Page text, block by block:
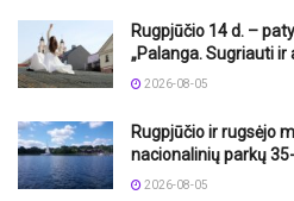
Rugpjūčio 14 d. –
„Palanga. Sugriauti
2026-08-05
Rugpjūčio ir rugsėjo
nacionalinių parkų
2026-08-05